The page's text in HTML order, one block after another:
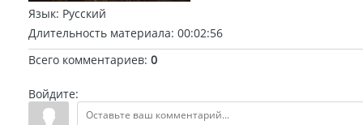
Язык: Русский
Длительность материала: 00:02:56
Всего комментариев: 0
Войдите: